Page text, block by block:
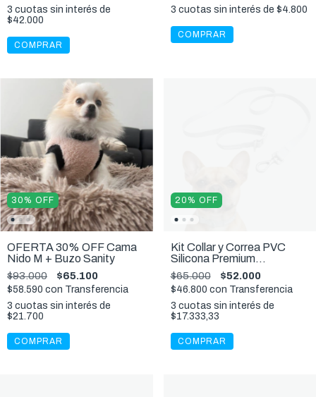
3 cuotas sin interés de
$42.000
COMPRAR
3 cuotas sin interés de $4.800
30% OFF
OFERTA 30% OFF Cama
Nido M + Buzo Sanity
$93.000 $65.100
$58.590 con Transferencia
3 cuotas sin interés de
$21.700
COMPRAR
20% OFF
Kit Collar y Correa PVC
Silicona Premium
Impermeable Gris S,M,L
$65.000 $52.000
$46.800 con Transferencia
3 cuotas sin interés de
$17.333,33
COMPRAR